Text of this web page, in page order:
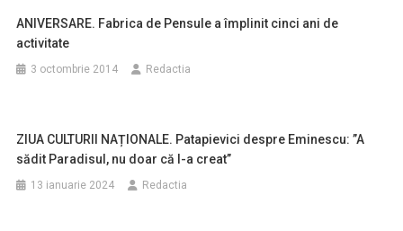
ANIVERSARE. Fabrica de Pensule a împlinit cinci ani de
activitate
3 octombrie 2014 Redactia
ZIUA CULTURII NAȚIONALE. Patapievici despre Eminescu: ”A
sădit Paradisul, nu doar că l-a creat”
13 ianuarie 2024 Redactia